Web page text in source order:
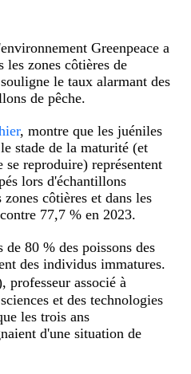
Greenpeace a
les zones côtières de
le taux alarmant des
de pêche.
, montre que les juéniles
stade de la maturité (et
se reproduire) représentent
lors d'échantillons
côtières et dans les
77,7 % en 2023.
80 % des poissons des
des individus immatures.
associé à
et des technologies
les trois ans
d'une situation de